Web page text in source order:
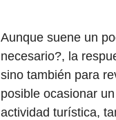
Aunque suene un
necesario?, la
sino también para
posible ocasionar
actividad turística,